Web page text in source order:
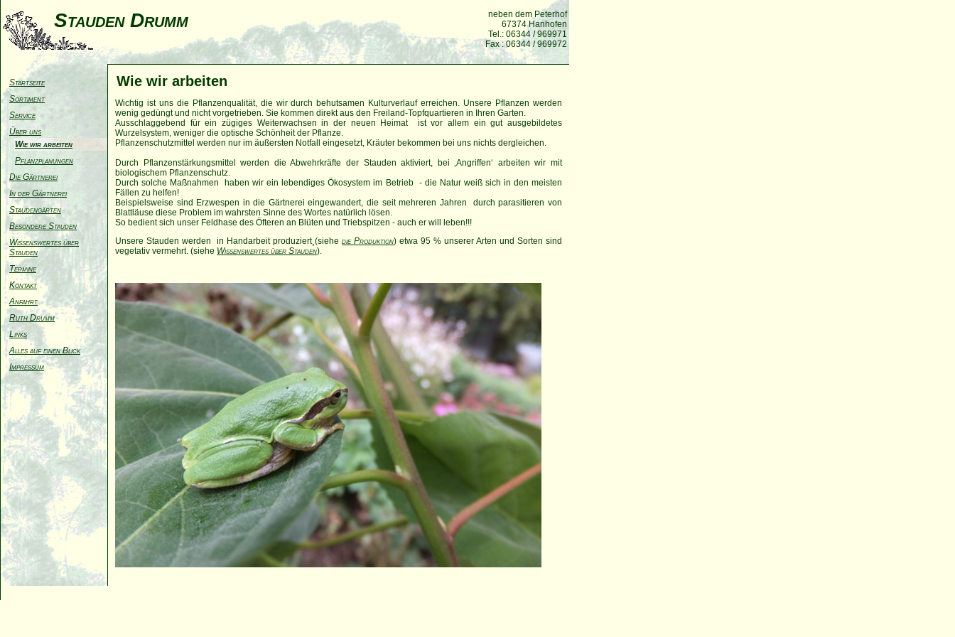
Stauden Drumm
neben dem Peterhof
67374 Hanhofen
Tel.: 06344 / 969971
Fax : 06344 / 969972
Startseite
Sortiment
Service
Über uns
Wie wir arbeiten
Pflanzplanungen
Die Gärtnerei
In der Gärtnerei
Staudengärten
Besondere Stauden
Wissenswertes über
Stauden
Termine
Kontakt
Anfahrt
Ruth Drumm
Links
Alles auf einen Blick
Impressum
Wie wir arbeiten
Wichtig ist uns die Pflanzenqualität, die wir durch behutsamen Kulturverlauf erreichen. Unsere Pflanzen werden
wenig gedüngt und nicht vorgetrieben. Sie kommen direkt aus den Freiland-Topfquartieren in Ihren Garten.
Ausschlaggebend für ein zügiges Weiterwachsen in der neuen Heimat ist vor allem ein gut ausgebildetes
Wurzelsystem, weniger die optische Schönheit der Pflanze.
Pflanzenschutzmittel werden nur im äußersten Notfall eingesetzt, Kräuter bekommen bei uns nichts dergleichen.
Durch Pflanzenstärkungsmittel werden die Abwehrkräfte der Stauden aktiviert, bei ‚Angriffen‘ arbeiten wir mit
biologischem Pflanzenschutz.
Durch solche Maßnahmen haben wir ein lebendiges Ökosystem im Betrieb - die Natur weiß sich in den meisten
Fällen zu helfen!
Beispielsweise sind Erzwespen in die Gärtnerei eingewandert, die seit mehreren Jahren durch parasitieren von
Blattläuse diese Problem im wahrsten Sinne des Wortes natürlich lösen.
So bedient sich unser Feldhase des Öfteren an Blüten und Triebspitzen - auch er will leben!!!
Unsere Stauden werden in Handarbeit produziert¸(siehe die Produktion) etwa 95 % unserer Arten und Sorten sind
vegetativ vermehrt. (siehe Wissenswertes über Stauden).